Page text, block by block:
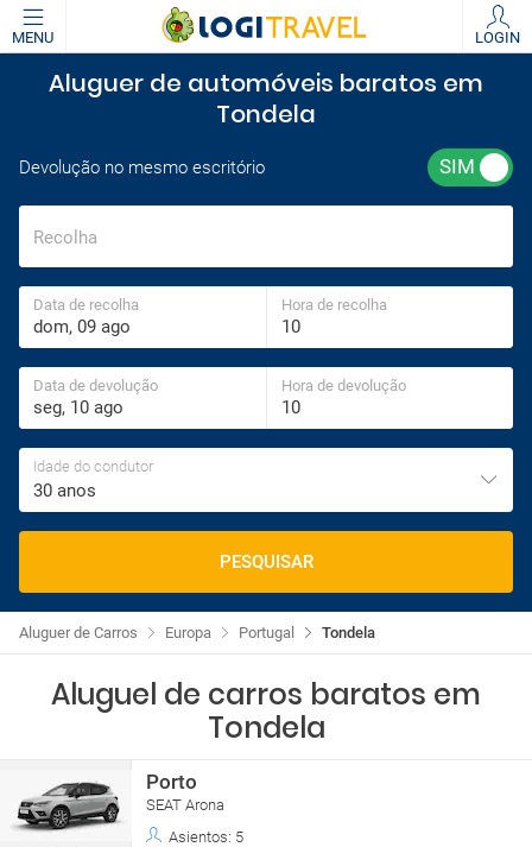
MENU LOGIN
Aluguer de automóveis baratos em
Tondela
Devolução no mesmo escritório
Recolha
Data de recolha Hora de recolha
Data de devolução Hora de devolução
Idade do condutor
30 anos
PESQUISAR
Tondela
Portugal
Europa
Aluguer de Carros
Aluguel de carros baratos em
Tondela
Porto
SEAT Arona
Asientos: 5